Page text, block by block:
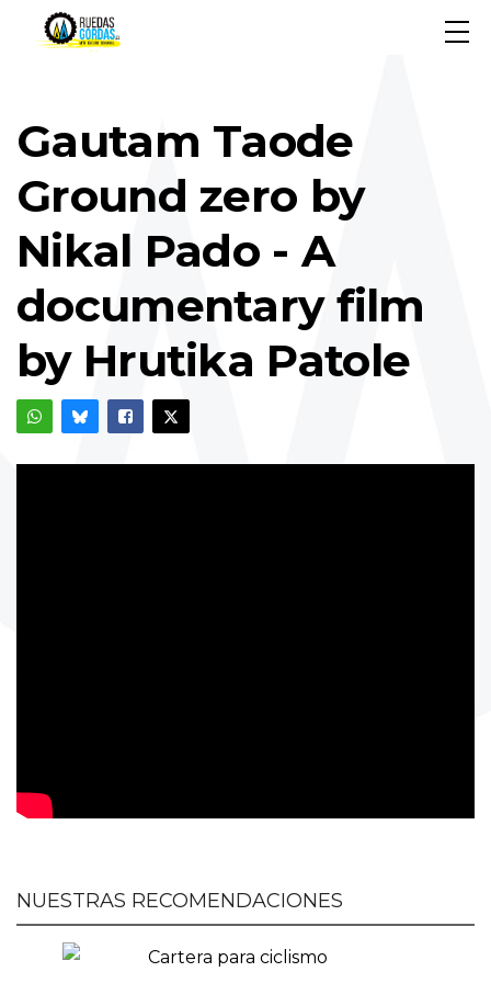
Gautam Taode
Ground zero by
Nikal Pado - A
documentary film
by Hrutika Patole
NUESTRAS RECOMENDACIONES
Cartera para ciclismo